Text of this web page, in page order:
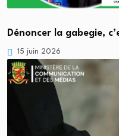
Dénoncer la gabegie,
15 juin 2026